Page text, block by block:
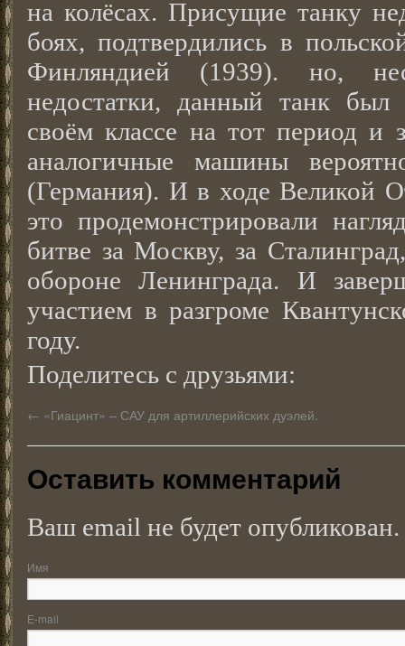
на колёсах. Присущие танку
боях, подтвердились в
Финляндией (1939). но,
недостатки, данный танк
своём классе на тот период и
аналогичные машины
(Германия). И в ходе Великой
это продемонстрировали
битве за Москву, за
обороне Ленинграда. И
участием в разгроме
году.
Поделитесь с друзьями:
← «Гиацинт» – САУ для артиллерийских дуэлей.
Оставить комментарий
Ваш email не будет опубликован.
Имя
E-mail